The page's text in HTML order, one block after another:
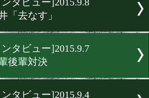
原「気合で挑む!」
[インタビュー]2015.9.9
徳永「真のチャンピオン」